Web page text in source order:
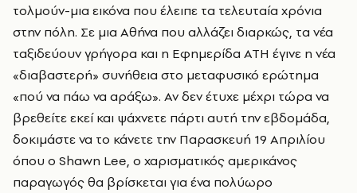
τολμούν-μια εικόνα που έλειπε τα τελευταία χρόνια
στην πόλη. Σε μια Αθήνα που αλλάζει διαρκώς, τα νέα
ταξιδεύουν γρήγορα και η Εφημερίδα ATH έγινε η νέα
«διαβαστερή» συνήθεια στο μεταφυσικό ερώτημα
«πού να πάω να αράξω». Αν δεν έτυχε μέχρι τώρα να
βρεθείτε εκεί και ψάχνετε πάρτι αυτή την εβδομάδα,
δοκιμάστε να το κάνετε την Παρασκευή 19 Απριλίου
όπου ο Shawn Lee, ο χαρισματικός αμερικάνος
παραγωγός θα βρίσκεται για ένα πολύωρο